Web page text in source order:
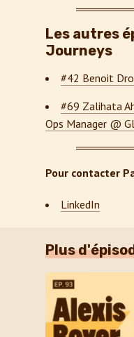
Les autres
Journeys
#42 Benoit
#69 Zalihata
Ops Manager @
Pour contacter
LinkedIn
Plus